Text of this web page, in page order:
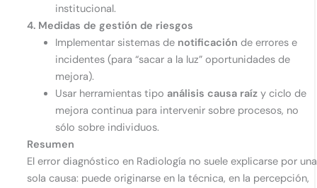
institucional.
4. Medidas de gestión de riesgos
Implementar sistemas de notificación de errores e
incidentes (para “sacar a la luz” oportunidades de
mejora).
Usar herramientas tipo análisis causa raíz y ciclo de
mejora continua para intervenir sobre procesos, no
sólo sobre individuos.
Resumen
El error diagnóstico en Radiología no suele explicarse por una
sola causa: puede originarse en la técnica, en la percepción,